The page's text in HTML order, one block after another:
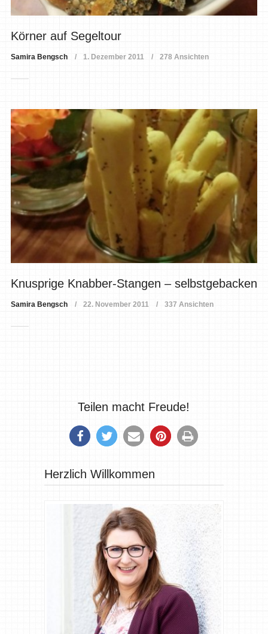
Körner auf Segeltour
Samira Bengsch 1. Dezember 2011 278 Ansichten
Knusprige Knabber-Stangen – selbstgebacken
Samira Bengsch 22. November 2011 337 Ansichten
Teilen macht Freude!
Herzlich Willkommen